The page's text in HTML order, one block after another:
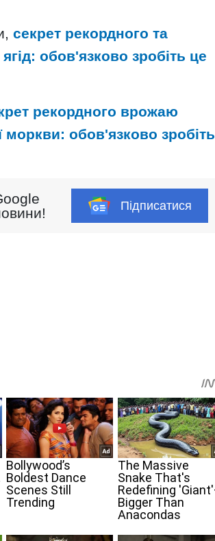
секрет рекордного та
обов'язково зробіть це
рекордного врожаю
моркви: обов'язково зробіть
Підписатися